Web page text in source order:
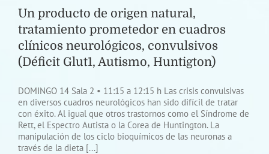
Un producto de origen natural,
tratamiento prometedor en cuadros
clínicos neurológicos, convulsivos
(Déficit Glut1, Autismo, Huntigton)
DOMINGO 14 Sala 2 • 11:15 a 12:15 h Las crisis convulsivas
en diversos cuadros neurológicos han sido difícil de tratar
con éxito. Al igual que otros trastornos como el Síndrome de
Rett, el Espectro Autista o la Corea de Huntington. La
manipulación de los ciclo bioquímicos de las neuronas a
través de la dieta [...]